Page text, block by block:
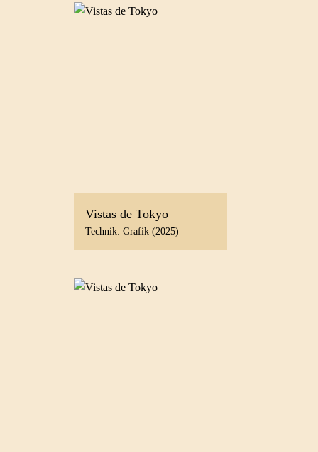
Vistas de Tokyo
Technik: Grafik (2025)